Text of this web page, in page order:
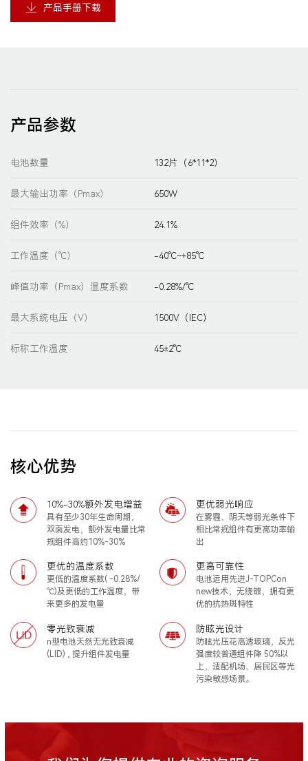
产品手册下载
产品参数
电池数量 132片（6*11*2）
最大输出功率（Pmax） 650W
组件效率（%） 24.1%
工作温度（℃） -40℃~+85℃
峰值功率（Pmax）温度系数 -0.28%/℃
最大系统电压（V） 1500V（IEC）
标称工作温度 45±2℃
核心优势
10%-30%额外发电增益
具有至少30年生命周期，
双面发电，额外发电量比常
规组件高约10%-30%
更优弱光响应
在雾霾、阴天等弱光条件下
相比常规组件有更高功率输
出
更优的温度系数
更低的温度系数( -0.28%/
℃)及更低的工作温度，带
来更多的发电量
更高可靠性
电池运用先进J-TOPCon
new技术，无绕镀，拥有更
优的抗热斑特性
零光致衰减
n型电池天然无光致衰减
(LID) , 提升组件发电量
防眩光设计
防眩光压花高透玻璃，反光
强度较普通组件降 50%以
上，适配机场、居民区等光
污染敏感场景。